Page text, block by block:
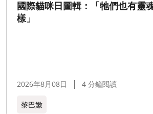
國際貓咪日圖輯：「牠們也有靈
樣」
2026年8月08日 4 分鐘閱讀
黎巴嫩​